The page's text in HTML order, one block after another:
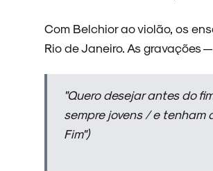
Com Belchior ao violão, os
Rio de Janeiro. As gravações
"Quero desejar antes do
sempre jovens / e tenham
Fim")